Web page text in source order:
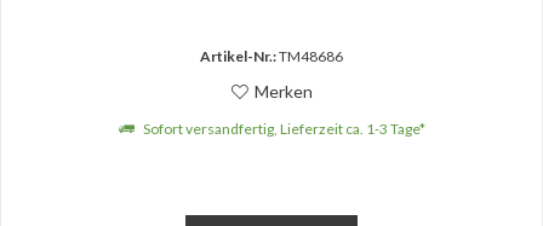
Artikel-Nr.:TM48686
Merken
Sofort versandfertig, Lieferzeit ca. 1-3 Tage*